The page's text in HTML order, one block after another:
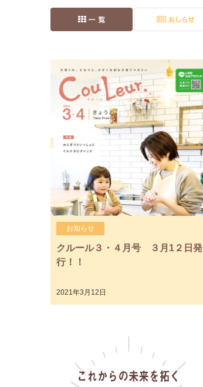
お知らせ
クルール３・４月号 ３月1２日発
行！！
2021年3月12日